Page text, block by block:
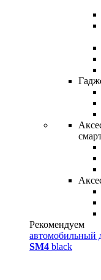
Рекомендуем
автомобильный
SM4 black